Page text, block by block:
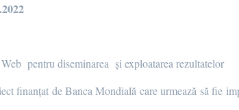
pentru diseminarea și exploatarea rezultatelor
finanțat de Banca Mondială care urmează să fie